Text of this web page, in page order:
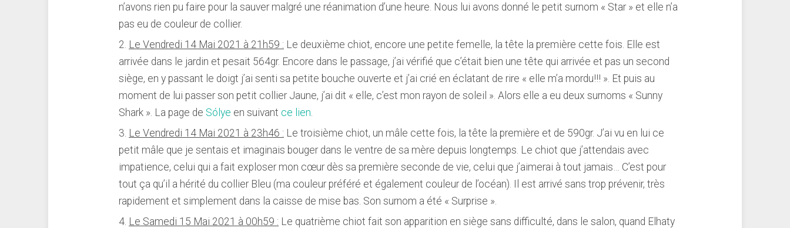
n’avons rien pu faire pour la sauver malgré une réanimation d’une heure. Nous lui avons donné le petit surnom « Star » et elle n’a
pas eu de couleur de collier.
Le Vendredi 14 Mai 2021 à 21h59 : Le deuxième chiot, encore une petite femelle, la tête la première cette fois. Elle est
arrivée dans le jardin et pesait 564gr. Encore dans le passage, j’ai vérifié que c’était bien une tête qui arrivée et pas un second
siège, en y passant le doigt j’ai senti sa petite bouche ouverte et j’ai crié en éclatant de rire « elle m’a mordu!!! ». Et puis au
moment de lui passer son petit collier Jaune, j’ai dit « elle, c’est mon rayon de soleil ». Alors elle a eu deux surnoms « Sunny
Shark ». La page de Sólye en suivant ce lien
Le Vendredi 14 Mai 2021 à 23h46 : Le troisième chiot, un mâle cette fois, la tête la première et de 590gr. J’ai vu en lui ce
petit mâle que je sentais et imaginais bouger dans le ventre de sa mère depuis longtemps. Le chiot que j’attendais avec
impatience, celui qui a fait exploser mon cœur dès sa première seconde de vie, celui que j’aimerai à tout jamais… C’est pour
tout ça qu’il a hérité du collier Bleu (ma couleur préféré et également couleur de l’océan). Il est arrivé sans trop prévenir, très
rapidement et simplement dans la caisse de mise bas. Son surnom a été « Surprise ».
Le Samedi 15 Mai 2021 à 00h59 : Le quatrième chiot fait son apparition en siège sans difficulté, dans le salon, quand Elhaty